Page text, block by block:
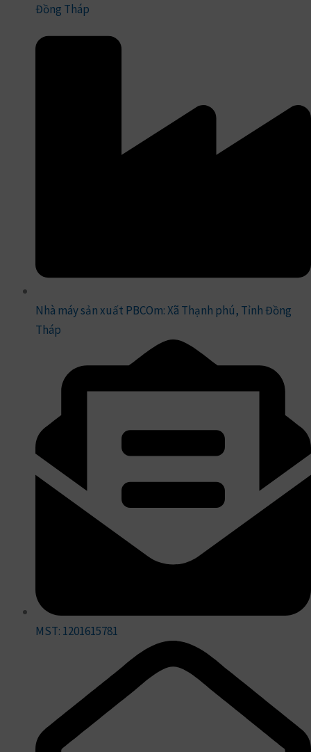
Đồng Tháp
Nhà máy sản xuất PBCOm: Xã Thạnh phú, Tỉnh Đồng
Tháp
MST: 1201615781